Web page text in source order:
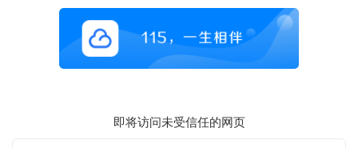
即将访问未受信任的网页